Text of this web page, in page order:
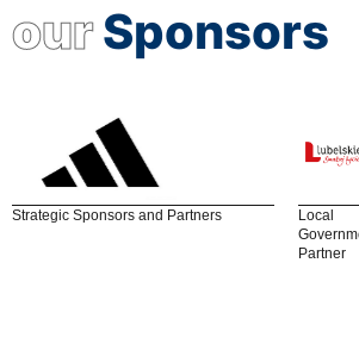
ourSponsors
Strategic Sponsors and Partners
Local
Partner